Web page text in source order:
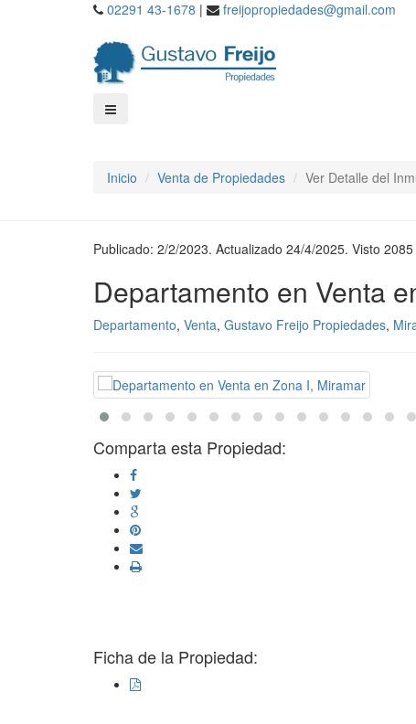
02291 43-1678 | freijopropiedades@gmail.com
Inicio Venta de Propiedades Ver Detalle del
Publicado: 2/2/2023. Actualizado 24/4/2025. Visto
Departamento en Venta
Departamento, Venta, Gustavo Freijo Propiedades,
Comparta esta Propiedad:
Ficha de la Propiedad: